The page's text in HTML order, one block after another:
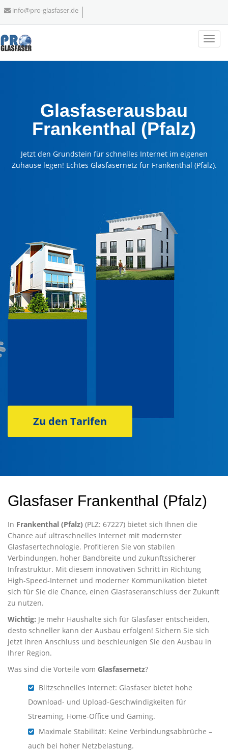
info@pro-glasfaser.de
Glasfaserausbau
Frankenthal (Pfalz)
Jetzt den Grundstein für schnelles Internet im eigenen
Zuhause legen! Echtes Glasfasernetz für Frankenthal (Pfalz).
Zu den Tarifen
Glasfaser Frankenthal (Pfalz)
In Frankenthal (Pfalz) (PLZ: 67227) bietet sich Ihnen die
Chance auf ultraschnelles Internet mit modernster
Glasfasertechnologie. Profitieren Sie von stabilen
Verbindungen, hoher Bandbreite und zukunftssicherer
Infrastruktur. Mit diesem innovativen Schritt in Richtung
High-Speed-Internet und moderner Kommunikation bietet
sich für Sie die Chance, einen Glasfaseranschluss der Zukunft
zu nutzen.
Wichtig: Je mehr Haushalte sich für Glasfaser entscheiden,
desto schneller kann der Ausbau erfolgen! Sichern Sie sich
jetzt Ihren Anschluss und beschleunigen Sie den Ausbau in
Ihrer Region.
Was sind die Vorteile vom Glasfasernetz?
Blitzschnelles Internet: Glasfaser bietet hohe
Download- und Upload-Geschwindigkeiten für
Streaming, Home-Office und Gaming.
Maximale Stabilität: Keine Verbindungsabbrüche –
auch bei hoher Netzbelastung.